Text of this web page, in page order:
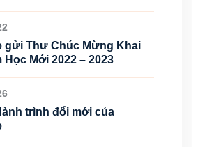
gửi Thư Chúc Mừng Khai
Học Mới 2022 – 2023
trình đổi mới của